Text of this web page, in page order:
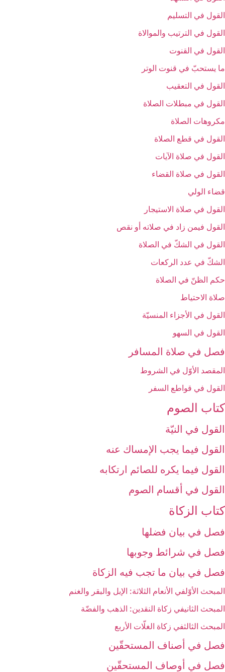
القول في التسليم‏
القول في الترتيب والموالاة
القول في القنوت‏
ما يستحبّ في قنوت الوتر
القول في التعقيب‏
القول في مبطلات الصلاة
مكروهات الصلاة
القول في قطع الصلاة
القول في صلاة الآيات‏
القول في صلاة القضاء
قضاء الولي‏
القول في صلاة الاستيجار
القول فيمن زاد في صلاته أو نقص‏
القول في الشكّ في الصلاة
الشكّ في عدد الركعات‏
حكم الظنّ في الصلاة
صلاة الاحتياط
القول في الأجزاء المنسيّة
القول في السهو
فصل في صلاة المسافر
المقصد الأوّل في الشروط
القول في قواطع السفر
كتاب الصوم‏
القول في النيّة
القول فيما يجب الإمساك عنه‏
القول فيما يكره للصائم ارتكابه‏
القول في أقسام الصوم‏
كتاب الزكاة
فصل في بيان فضلها
فصل في شرائط وجوبها
فصل في بيان ما تجب فيه الزكاة
المبحث الأوّل‏في الأنعام الثلاثة: الإبل والبقر والغنم‏
المبحث الثاني‏في زكاة النقدين: الذهب والفضّة
المبحث الثالث‏في زكاة الغلّات الأربع‏
فصل في أصناف المستحقّين‏
فصل في أوصاف المستحقّين‏